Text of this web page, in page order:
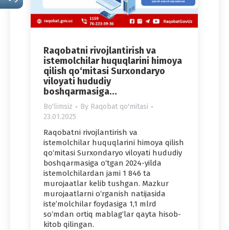
Raqobatni rivojlantirish va
istemolchilar huquqlarini himoya
qilish qo‘mitasi Surxondaryo
viloyati hududiy
boshqarmasiga…
Bo'limsiz By Raqobat qo'mitasi
23.01.2025
Raqobatni rivojlantirish va
istemolchilar huquqlarini himoya qilish
qo‘mitasi Surxondaryo viloyati hududiy
boshqarmasiga o‘tgan 2024-yilda
istemolchilardan jami 1 846 ta
murojaatlar kelib tushgan. Mazkur
murojaatlarni o‘rganish natijasida
iste’molchilar foydasiga 1,1 mlrd
so‘mdan ortiq mablag‘lar qayta hisob-
kitob qilingan.